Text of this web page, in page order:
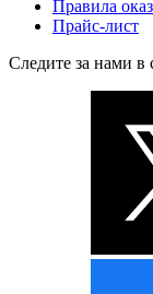
Правила
Прайс-лист
Следите за нами в